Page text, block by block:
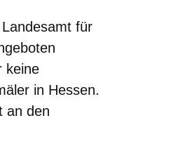
für
keine
in Hessen.
an den